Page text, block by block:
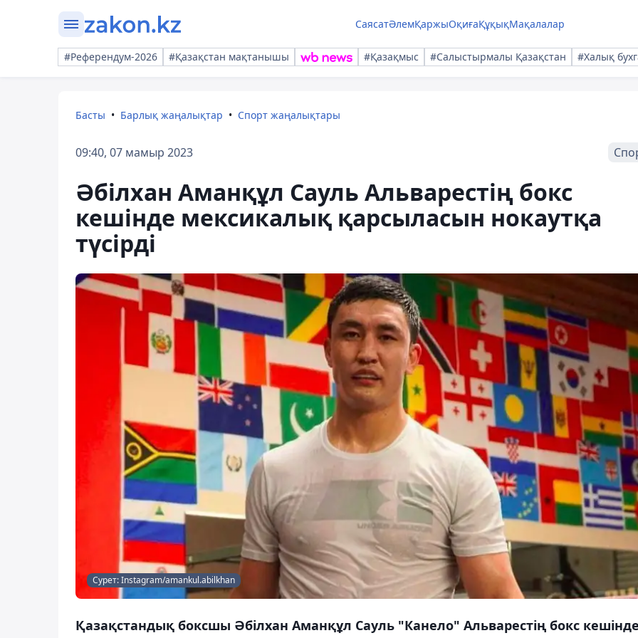
СаясатӘлемҚаржыОқиғаҚұқықМақалалар
#Референдум-2026 #Қазақстан мақтанышы #Қазақмыс #Салыстырмалы Қазақстан #Халық
Басты Барлық жаңалықтар Спорт жаңалықтары
09:40, 07 мамыр 2023
Әбілхан Аманқұл Сауль Альварестің бокс
кешінде мексикалық қарсыласын нокаутқа
түсірді
Сурет: Instagram/amankul.abilkhan
Қазақстандық боксшы Әбілхан Аманқұл Сауль "Канело" Альварестің бокс